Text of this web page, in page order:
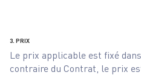
3. PRIX
Le prix applicable est fixé
contraire du Contrat, le prix